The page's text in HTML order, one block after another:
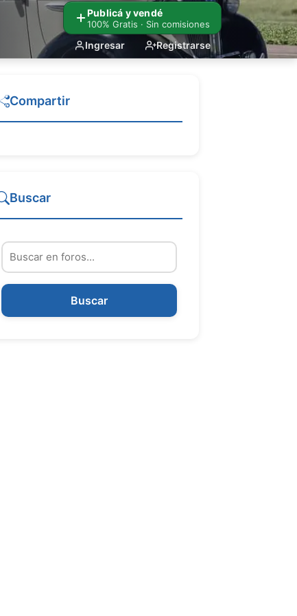
Publicá y vendé
100% Gratis · Sin comisiones
Ingresar Registrarse
Compartir
Buscar
Buscar